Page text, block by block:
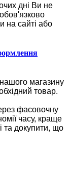
дні Ви не
на сайті або
магазину
товар.
фасовочну
часу, краще
та докупити, що